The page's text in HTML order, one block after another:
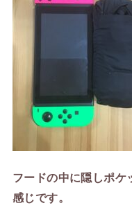
フードの中に隠しポケ
感じです。